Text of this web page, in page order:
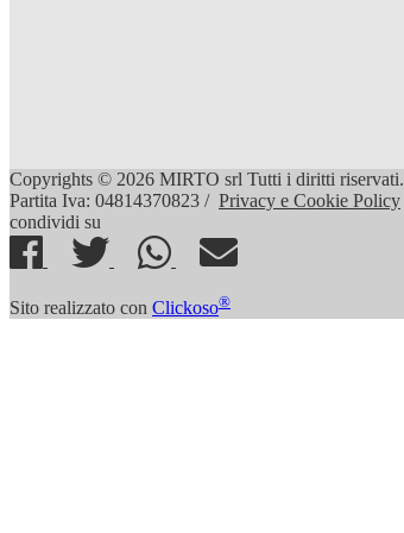
Copyrights © 2026 MIRTO srl Tutti i diritti riservati.
Partita Iva: 04814370823 / Privacy e Cookie Policy
condividi su
Sito realizzato con Clickoso®